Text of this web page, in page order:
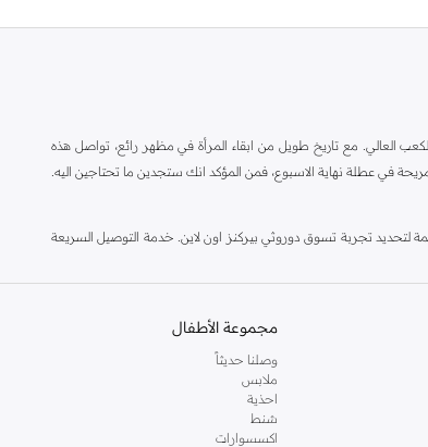
العالي. مع تاريخ طويل من ابقاء المرأة في مظهر رائع، تواصل هذه
في عطلة نهاية الاسبوع، فمن المؤكد انك ستجدين ما تحتاجين اليه.
تجربة تسوق دوروثي بيركنز اون لاين. خدمة التوصيل السريعة
مجموعة الأطفال
وصلنا حديثاً
ملابس
احذية
شنط
اكسسوارات